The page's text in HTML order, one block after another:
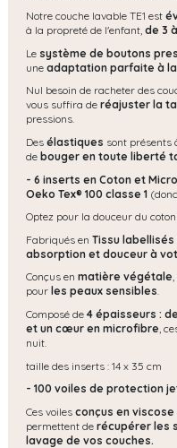
Notre couche lavable TE1 est
à la propreté de l'enfant, de 3
Le système de boutons
une adaptation parfaite à
Nul besoin de racheter des
vous suffira de réajuster la
pressions.
Des élastiques sont présents
de bouger en toute liberté
- 6 inserts en Coton et
Oeko Tex® 100 classe 1
Optez pour la douceur du
Fabriqués en Tissu labellisés
absorption et douceur à
Conçus en matière végétale
pour les peaux sensibles.
Composé de 4 épaisseurs :
et un cœur en microfibre ,
nuit.
taille des inserts : 14 x 35 cm
- 100 voiles de protection
Ces voiles conçus en
permettent de récupérer les
lavage de vos couches.